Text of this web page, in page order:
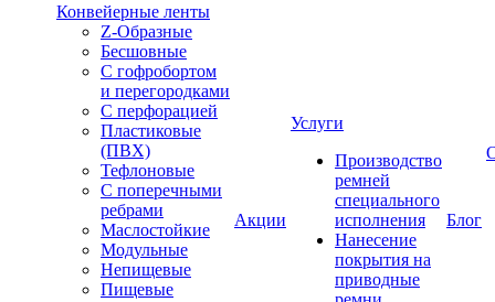
Конвейерные ленты
Z-Образные
Бесшовные
С гофробортом
и перегородками
С перфорацией
Пластиковые
(ПВХ)
Тефлоновые
С поперечными
ребрами
Маслостойкие
Модульные
Непищевые
Пищевые
Акции
Услуги
Производство
ремней
специального
исполнения
Нанесение
покрытия на
приводные
Блог